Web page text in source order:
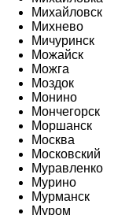
Михайловск
Михнево
Мичуринск
Можайск
Можга
Моздок
Монино
Мончегорск
Моршанск
Москва
Московский
Муравленко
Мурино
Мурманск
Муром